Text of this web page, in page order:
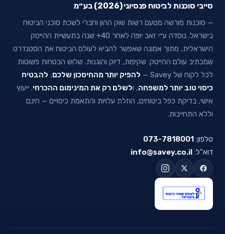
סייבי סוכנות לביטוח פנסיוני (2026) בע״מ
— סוכנות מורשה מטעם רשות שוק ההון וחברי לשכת סוכני הביטוח
בישראל. נוסדה ע״י זאב יופה לאחר 40+ שנה בתעשיית ההייטק
הישראלית, מתוך אמונה שאפשר להביא לעולם הביטוח את הסטנדרט
שמכתיב עולם ההייטק: שקיפות, דיוק והוגנות. שלוש הבטחות פשוטות
לכל לקוח של Savey —
להפיק יותר מהחיסכון שלכם, להבטיח
כיסוי טוב יותר למשפחה, ולשלם רק את המינימום ההכרחי. ייעוץ
אישי, בדיקת כפל ביטוחים, הוזלת עלויות והתאמת כיסויים — חינם
וללא התחייבות.
טלפון: 073-7818001
דוא"ל: info@savey.co.il